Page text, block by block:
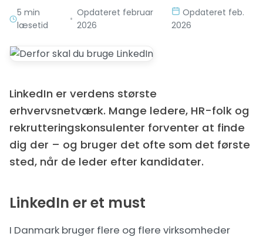
5 min
læsetid
•
Opdateret februar
2026
Opdateret feb.
2026
LinkedIn er verdens største
erhvervsnetværk. Mange ledere, HR-folk og
rekrutteringskonsulenter forventer at finde
dig der – og bruger det ofte som det første
sted, når de leder efter kandidater.
LinkedIn er et must
I Danmark bruger flere og flere virksomheder